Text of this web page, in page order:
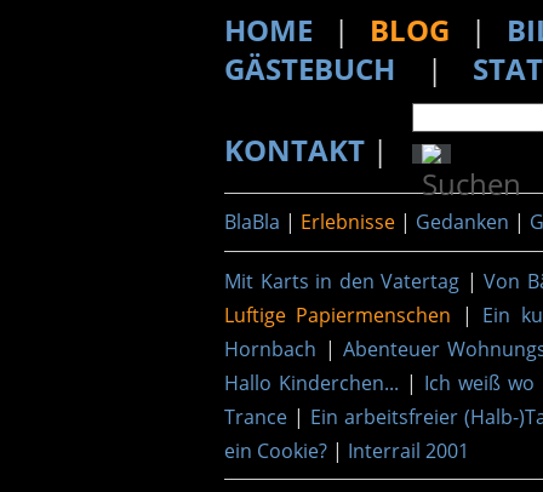
HOME | BLOG |
GÄSTEBUCH |
KONTAKT |
BlaBla | Erlebnisse | Gedanken |
Mit Karts in den Vatertag | Von
Luftige Papiermenschen | Ein
Hornbach | Abenteuer
Hallo Kinderchen... | Ich weiß
Trance | Ein arbeitsfreier (Halb-
ein Cookie? | Interrail 2001